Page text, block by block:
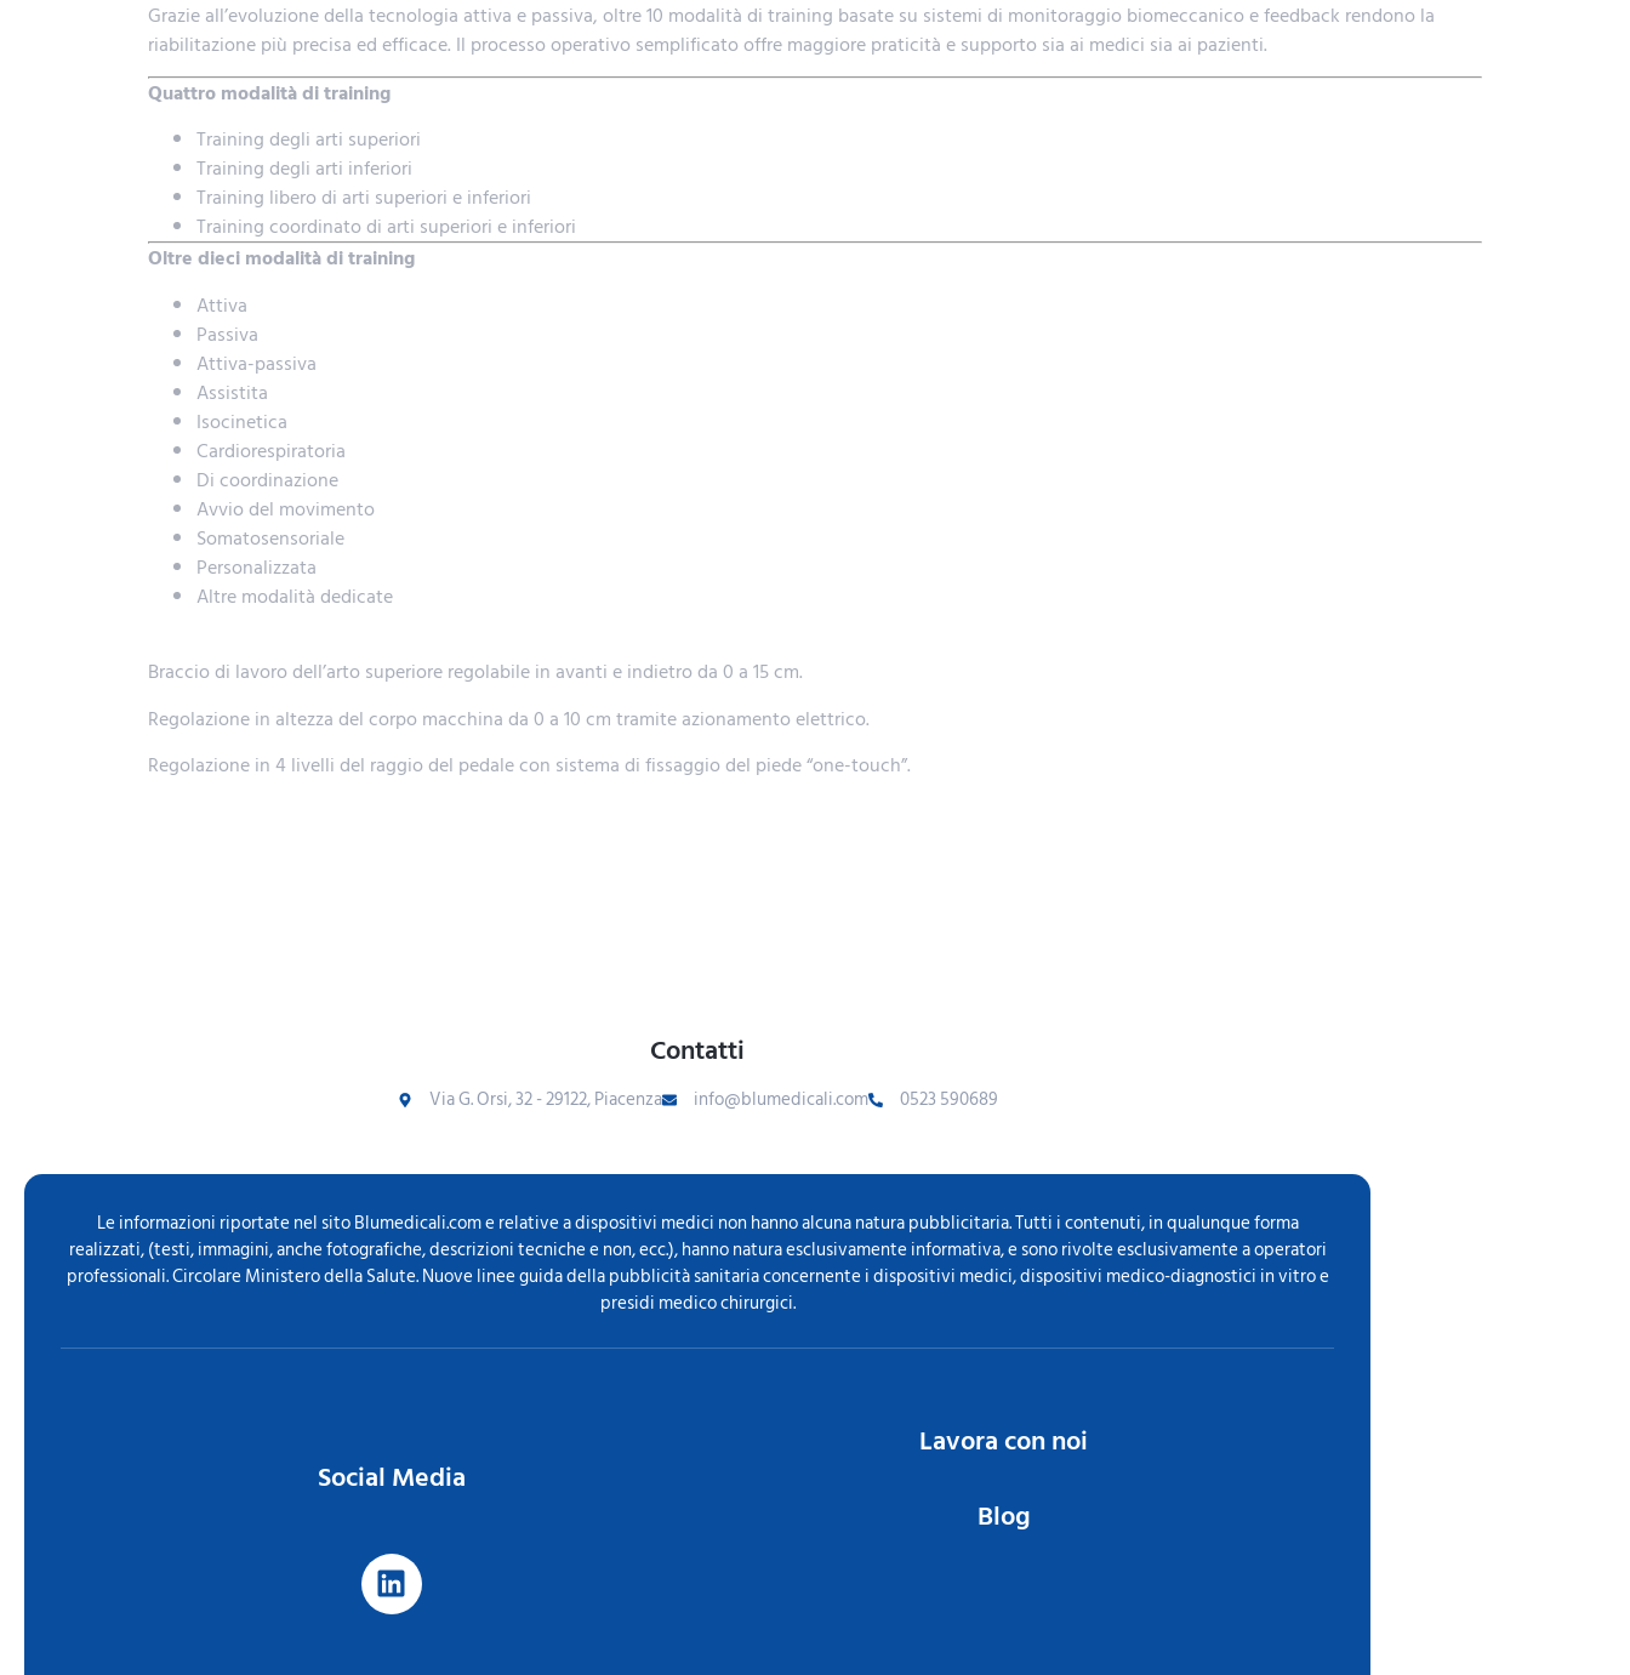
Grazie all’evoluzione della tecnologia attiva e passiva, oltre 10 modalità di training basate su sistemi di monitoraggio biomeccanico e feedback rendono la
riabilitazione più precisa ed efficace. Il processo operativo semplificato offre maggiore praticità e supporto sia ai medici sia ai pazienti.
Quattro modalità di training
Training degli arti superiori
Training degli arti inferiori
Training libero di arti superiori e inferiori
Training coordinato di arti superiori e inferiori
Oltre dieci modalità di training
Attiva
Passiva
Attiva-passiva
Assistita
Isocinetica
Cardiorespiratoria
Di coordinazione
Avvio del movimento
Somatosensoriale
Personalizzata
Altre modalità dedicate
Braccio di lavoro dell’arto superiore regolabile in avanti e indietro da 0 a 15 cm.
Regolazione in altezza del corpo macchina da 0 a 10 cm tramite azionamento elettrico.
Regolazione in 4 livelli del raggio del pedale con sistema di fissaggio del piede “one-touch”.
Contatti
Via G. Orsi, 32 - 29122, Piacenza info@blumedicali.com 0523 590689
Le informazioni riportate nel sito Blumedicali.com e relative a dispositivi medici non hanno alcuna natura pubblicitaria. Tutti i contenuti, in qualunque forma
realizzati, (testi, immagini, anche fotografiche, descrizioni tecniche e non, ecc.), hanno natura esclusivamente informativa, e sono rivolte esclusivamente a operatori
professionali. Circolare Ministero della Salute. Nuove linee guida della pubblicità sanitaria concernente i dispositivi medici, dispositivi medico-diagnostici in vitro e
presidi medico chirurgici.
Social Media
Lavora con noi
Blog